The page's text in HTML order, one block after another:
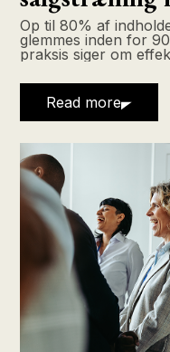
Op til 80% af
glemmes inden for
praksis siger om
Read more